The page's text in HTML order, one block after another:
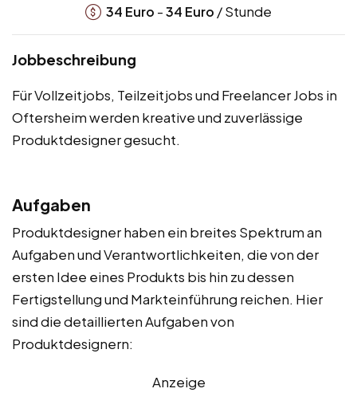
34 Euro -34 Euro / Stunde
Jobbeschreibung
Für Vollzeitjobs, Teilzeitjobs und Freelancer Jobs in
Oftersheim werden kreative und zuverlässige
Produktdesigner gesucht.
Aufgaben
Produktdesigner haben ein breites Spektrum an
Aufgaben und Verantwortlichkeiten, die von der
ersten Idee eines Produkts bis hin zu dessen
Fertigstellung und Markteinführung reichen. Hier
sind die detaillierten Aufgaben von
Produktdesignern:
Anzeige